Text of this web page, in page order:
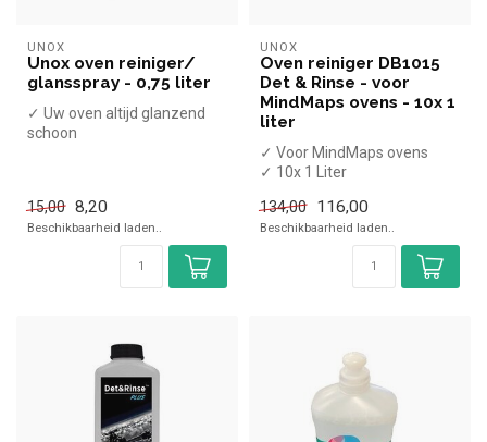
UNOX
Unox oven reiniger/
glansspray - 0,75 liter
✓ Uw oven altijd glanzend
schoon
15,00 8,20
Beschikbaarheid laden..
UNOX
Oven reiniger DB1015
Det & Rinse - voor
MindMaps ovens - 10x 1
liter
✓ Voor MindMaps ovens
✓ 10x 1 Liter
134,00
116,00
Beschikbaarheid laden..